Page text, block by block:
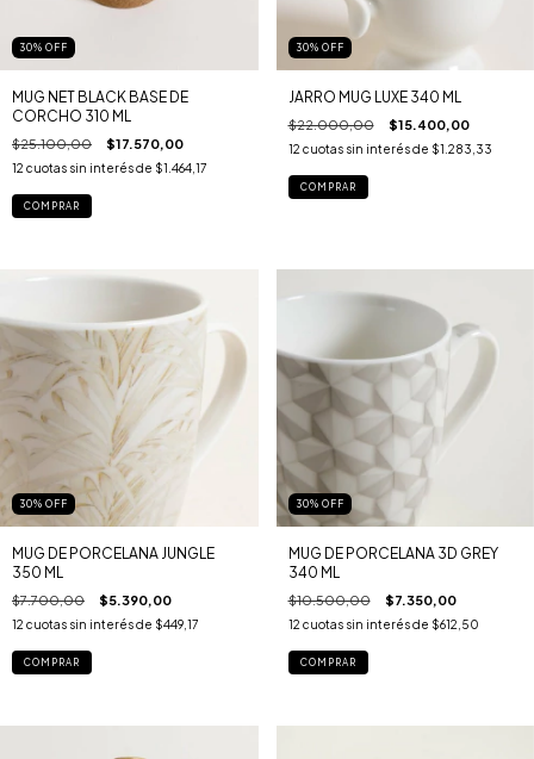
30% OFF
MUG NET BLACK BASE DE
CORCHO 310 ML
$25.100,00 $17.570,00
12 cuotas sin interés de $1.464,17
30% OFF
JARRO MUG LUXE 340 ML
$22.000,00 $15.400,00
12 cuotas sin interés de $1.283,33
30% OFF
MUG DE PORCELANA JUNGLE
350 ML
$7.700,00 $5.390,00
12 cuotas sin interés de $449,17
30% OFF
MUG DE PORCELANA 3D GREY
340 ML
$10.500,00 $7.350,00
12 cuotas sin interés de $612,50